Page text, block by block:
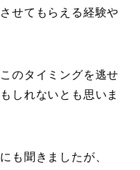
せてもらえる経験や
のタイミングを逃せ
しれないとも思いま
も聞きましたが、